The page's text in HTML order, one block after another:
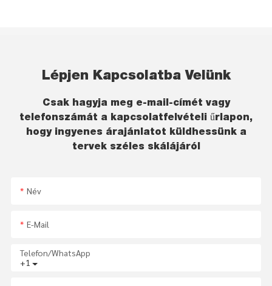
Lépjen Kapcsolatba Velünk
Csak hagyja meg e-mail-címét vagy
telefonszámát a kapcsolatfelvételi űrlapon,
hogy ingyenes árajánlatot küldhessünk a
tervek széles skálájáról
Név
E-Mail
+1
Telefon/WhatsApp